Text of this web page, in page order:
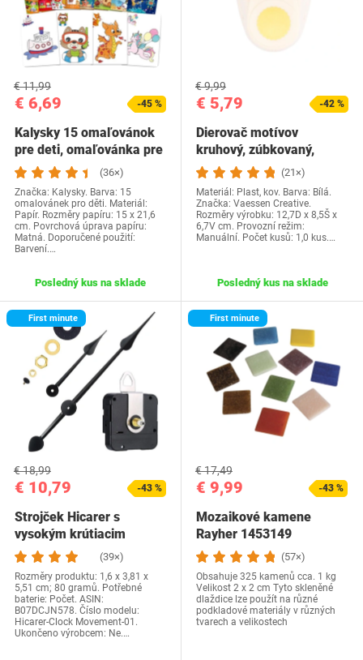
€ 6,69
€ 11,99
-45 %
Kalysky 15 omaľovánok
pre deti, omaľovánka pre
deti s…
(36×)
Značka: Kalysky. Barva: 15
omalovánek pro děti. Materiál:
Papír. Rozměry papíru: 15 x 21,6
cm. Povrchová úprava papíru:
Matná. Doporučené použití:
Barvení.…
Posledný kus na sklade
€ 5,79
€ 9,99
-42 %
Dierovač motívov
kruhový, zúbkovaný,
dierovač L okrúhly,…
(21×)
Materiál: Plast, kov. Barva: Bílá.
Značka: Vaessen Creative.
Rozměry výrobku: 12,7D x 8,5Š x
6,7V cm. Provozní režim:
Manuální. Počet kusů: 1,0 kus.…
Posledný kus na sklade
First minute
€ 10,79
€ 18,99
-43 %
Strojček Hicarer s
vysokým krútiacim
momentom a ručičkami
s…
(39×)
Rozměry produktu: 1,6 x 3,81 x
5,51 cm; 80 gramů. Potřebné
baterie: Počet. ASIN:
B07DCJN578. Číslo modelu:
Hicarer-Clock Movement-01.
Ukončeno výrobcem: Ne.…
First minute
€ 9,99
€ 17,49
-43 %
Mozaikové kamene
Rayher 1453149
(57×)
Obsahuje 325 kamenů cca. 1 kg
Velikost 2 x 2 cm Tyto skleněné
dlaždice lze použít na různé
podkladové materiály v různých
tvarech a velikostech